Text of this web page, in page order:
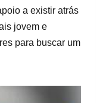
a existir atrás
jovem e
para buscar um